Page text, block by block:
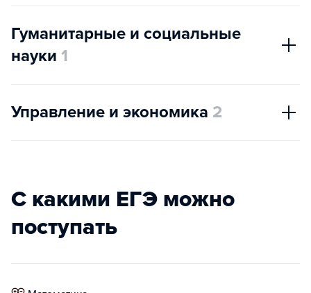
Гуманитарные и социальные
науки 1
Управление и экономика 2
С какими ЕГЭ можно
поступать